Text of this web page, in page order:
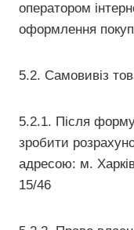
оператором
оформлення
5.2. Самовивіз
5.2.1. Після
зробити
адресою: м.
15/46